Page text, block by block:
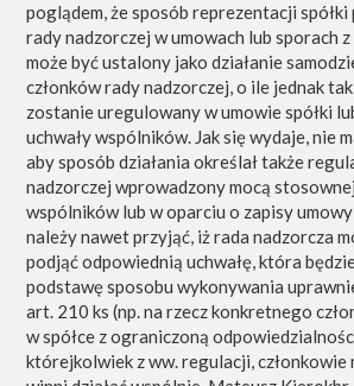
poglądem, że sposób reprezentacji spółki
rady nadzorczej w umowach lub sporach z
może być ustalony jako działanie
członków rady nadzorczej, o ile jednak
zostanie uregulowany w umowie spółki
uchwały wspólników. Jak się wydaje, nie
aby sposób działania określał także
nadzorczej wprowadzony mocą
wspólników lub w oparciu o zapisy
należy nawet przyjąć, iż rada nadzorcza
podjąć odpowiednią uchwałę, która
podstawę sposobu wykonywania
art. 210 ks (np. na rzecz konkretnego
w spółce z ograniczoną
którejkolwiek z ww. regulacji, członkowie